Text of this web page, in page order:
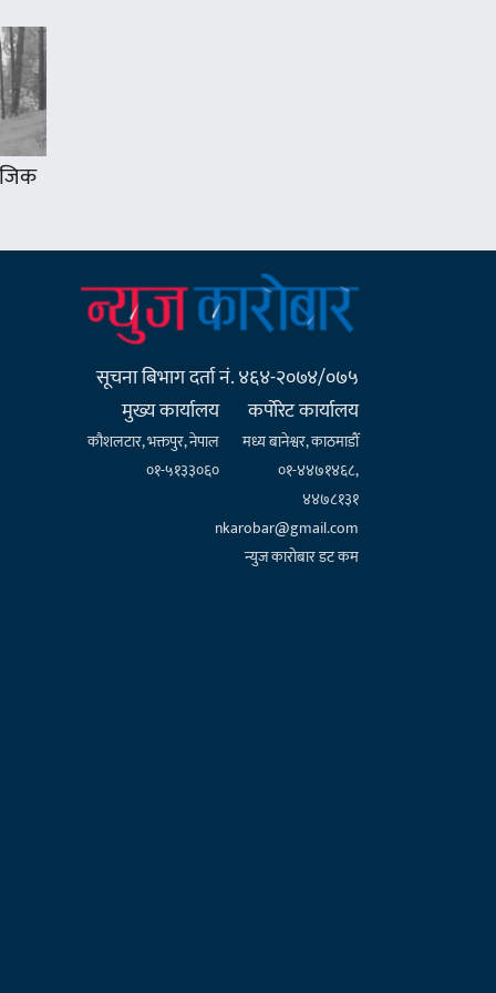
सूचना बिभाग दर्ता नं. ४६४-२०७४/०७५
मुख्य कार्यालय
कौशलटार, भक्तपुर, नेपाल
०१-५१३३०६०
कर्पाेरेट कार्यालय
मध्य बानेश्वर, काठमाडौँ
०१-४४७१४६८,
४४७८१३१
nkarobar@gmail.com
न्युज कारोबार डट कम